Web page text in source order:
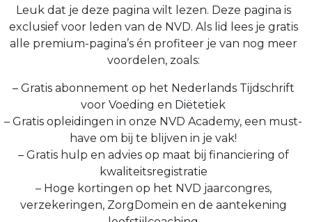
Leuk dat je deze pagina wilt lezen. Deze pagina is
exclusief voor leden van de NVD. Als lid lees je gratis
alle premium-pagina’s én profiteer je van nog meer
voordelen, zoals:
– Gratis abonnement op het Nederlands Tijdschrift
voor Voeding en Diëtetiek
– Gratis opleidingen in onze NVD Academy, een must-
have om bij te blijven in je vak!
– Gratis hulp en advies op maat bij financiering of
kwaliteitsregistratie
– Hoge kortingen op het NVD jaarcongres,
verzekeringen, ZorgDomein en de aantekening